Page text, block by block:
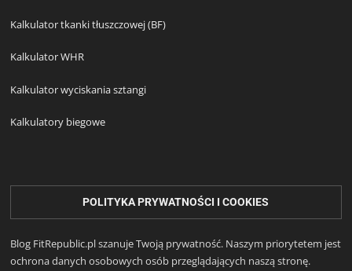
Kalkulator tkanki tłuszczowej (BF)
Kalkulator WHR
Kalkulator wyciskania sztangi
Kalkulatory biegowe
POLITYKA PRYWATNOŚCI I COOKIES
Blog FitRepublic.pl szanuje Twoją prywatność. Naszym priorytetem jest
ochrona danych osobowych osób przeglądających naszą stronę.